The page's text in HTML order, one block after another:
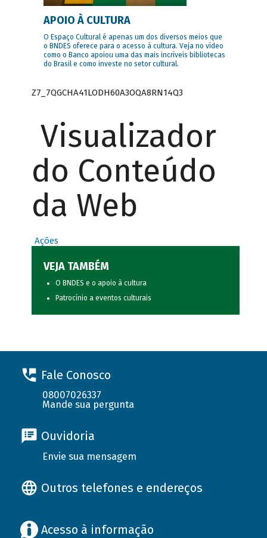
APOIO À CULTURA
O Espaço Cultural é apenas um dos diversos meios que
o BNDES oferece para o acesso à cultura. Veja no vídeo
como o Banco apoiou uma das mais incríveis bibliotecas
do Brasil e como investe no setor cultural.
Z7_7QGCHA41LODH60A3OQA8RN14Q3
Visualizador
do Conteúdo
da Web
Ações
VEJA TAMBÉM
O BNDES e o apoio à cultura
Patrocínio a eventos culturais
Fale Conosco
08007026337
Mande sua pergunta
Ouvidoria
Envie sua mensagem
Outros telefones e endereços
Acesso à informação